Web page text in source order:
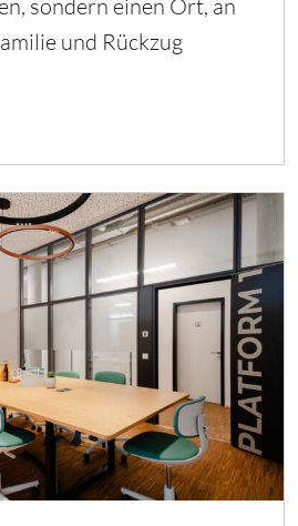
sondern einen Ort, an
und Rückzug